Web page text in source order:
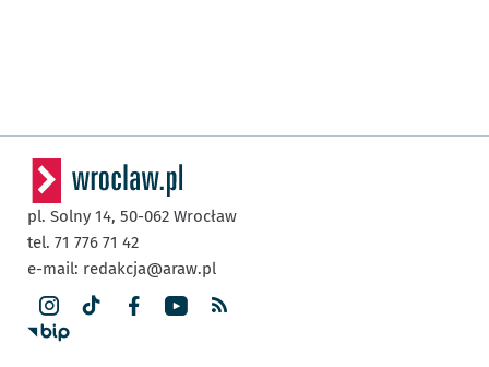
pl. Solny 14, 50-062 Wrocław
tel. 71 776 71 42
e-mail: redakcja@araw.pl